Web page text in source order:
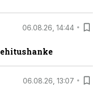
06.08.26, 14:44
06.08.26, 13:07